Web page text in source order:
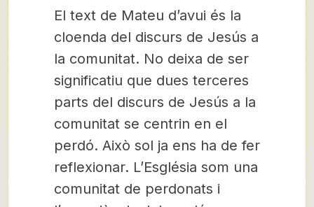
El text de Mateu d’avui és la
cloenda del discurs de Jesús a
la comunitat. No deixa de ser
significatiu que dues terceres
parts del discurs de Jesús a la
comunitat se centrin en el
perdó. Això sol ja ens ha de fer
reflexionar. L’Església som una
comunitat de perdonats i